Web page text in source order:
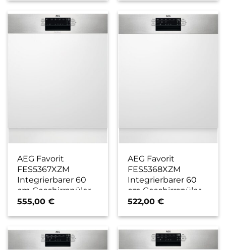
edelstahl/cleansteel
/ D
AEG Favorit
FES5367XZM
Integrierbarer 60
cm Geschirrspüler
edelstahl/cleansteel
555,00€
AEG Favorit
FES5368XZM
Integrierbarer 60
cm Geschirrspüler
edelstahl/cleansteel
522,00€